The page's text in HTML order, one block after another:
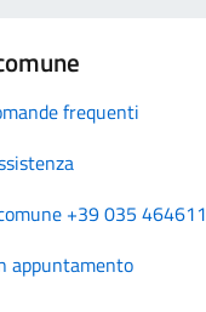
frequenti
+39 035 464611
appuntamento